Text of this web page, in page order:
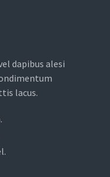
dapibus alesi
lacus.